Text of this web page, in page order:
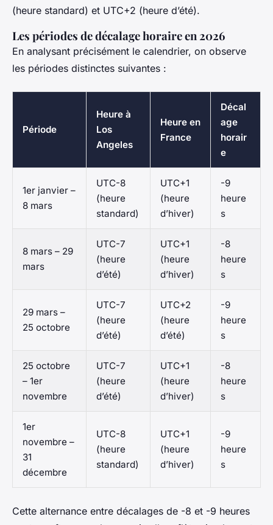
(heure standard) et UTC+2 (heure d’été).
Les périodes de décalage horaire en 2026
En analysant précisément le calendrier, on observe
les périodes distinctes suivantes :
Période
Heure à
Los
Angeles
Heure en
France
Décal
age
horair
e
1er janvier –
8 mars
UTC-8
(heure
standard)
UTC+1
(heure
d’hiver)
-9
heure
s
8 mars – 29
mars
UTC-7
(heure
d’été)
UTC+1
(heure
d’hiver)
-8
heure
s
29 mars –
25 octobre
UTC-7
(heure
d’été)
UTC+2
(heure
d’été)
-9
heure
s
25 octobre
– 1er
novembre
UTC-7
(heure
d’été)
UTC+1
(heure
d’hiver)
-8
heure
s
1er
novembre –
31
décembre
UTC-8
(heure
standard)
UTC+1
(heure
d’hiver)
-9
heure
s
Cette alternance entre décalages de -8 et -9 heures